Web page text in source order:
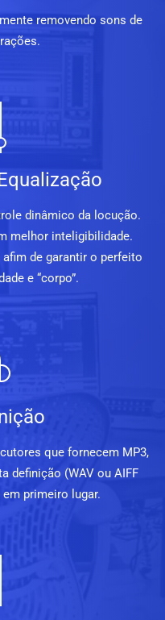
removendo sons de
dinâmico da locução.
melhor inteligibilidade.
de garantir o perfeito
e “corpo”.
que fornecem MP3,
definição (WAV ou AIFF
em primeiro lugar.